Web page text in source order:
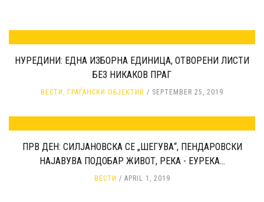
НУРЕДИНИ: ЕДНА ИЗБОРНА ЕДИНИЦА, ОТВОРЕНИ ЛИСТИ
БЕЗ НИКАКОВ ПРАГ
ВЕСТИ , ГРАЃАНСКИ ОБЈЕКТИВ SEPTEMBER 25, 2019
ПРВ ДЕН: СИЛЈАНОВСКА СЕ „ШЕГУВА“, ПЕНДАРОВСКИ
НАЈАВУВА ПОДОБАР ЖИВОТ, РЕКА - ЕУРЕКА...
ВЕСТИ APRIL 1, 2019